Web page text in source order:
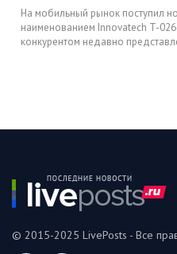
На мобильный рынок поступил
наименованием Innovatech T-
конкурентом недавно
© 2015-2025 LivePosts - Все